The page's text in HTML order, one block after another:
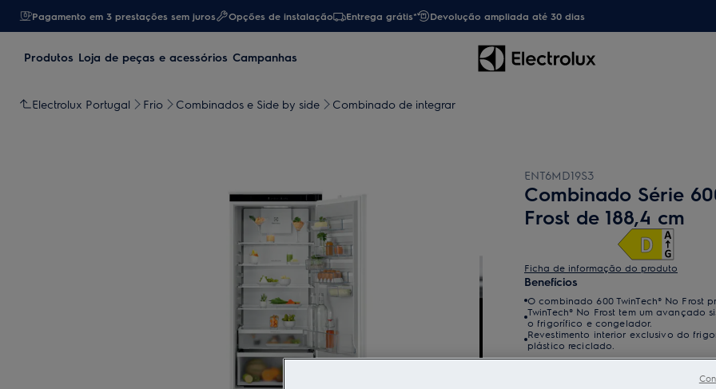
Pagamento em 3 prestações sem juros Opções de instalação Entrega grátis* Devolução ampliada até 30 dias
Produtos Loja de peças e acessórios Campanhas
Electrolux Portugal Frio Combinados e Side by side Combinado de integrar
ENT6MD19S3
Combinado Série
Frost de 188,4 cm
Ficha de informação do produto
Benefícios
O combinado 600 TwinTech® No Frost
TwinTech® No Frost tem um avançado
o frigorífico e congelador.
Revestimento interior exclusivo do
plástico reciclado.